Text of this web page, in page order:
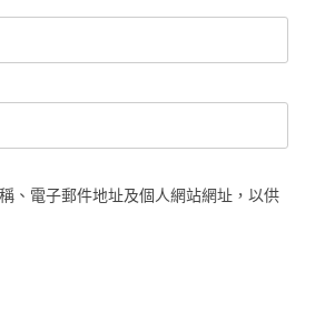
、電子郵件地址及個人網站網址，以供